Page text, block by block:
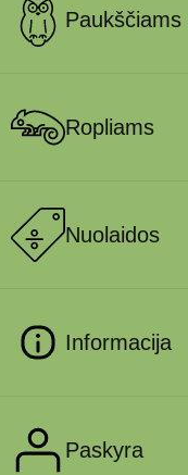
Paukščiams
Ropliams
Nuolaidos
Informacija
Paskyra
su